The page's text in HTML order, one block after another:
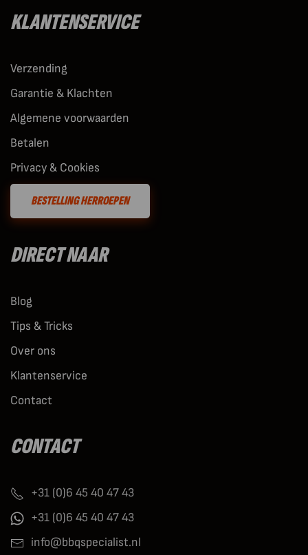
KLANTENSERVICE
Verzending
Garantie & Klachten
Algemene voorwaarden
Betalen
Privacy & Cookies
BESTELLING HERROEPEN
DIRECT NAAR
Blog
Tips & Tricks
Over ons
Klantenservice
Contact
CONTACT
+31 (0)6 45 40 47 43
+31 (0)6 45 40 47 43
info@bbqspecialist.nl